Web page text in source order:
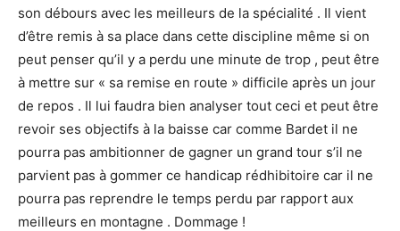
son débours avec les meilleurs de la spécialité . Il vient
d’être remis à sa place dans cette discipline même si on
peut penser qu’il y a perdu une minute de trop , peut être
à mettre sur « sa remise en route » difficile après un jour
de repos . Il lui faudra bien analyser tout ceci et peut être
revoir ses objectifs à la baisse car comme Bardet il ne
pourra pas ambitionner de gagner un grand tour s’il ne
parvient pas à gommer ce handicap rédhibitoire car il ne
pourra pas reprendre le temps perdu par rapport aux
meilleurs en montagne . Dommage !